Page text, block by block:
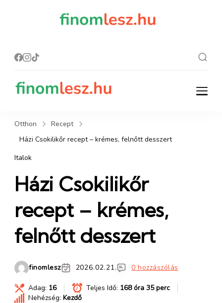
finomlesz.hu
Recept, ami finom lesz.
Otthon
Recept
Házi Csokilikőr recept – krémes, felnőtt desszert
Italok
Házi Csokilikőr
recept – krémes,
felnőtt desszert
finomlesz 2026.02.21. 0 hozzászólás
Adag: 16 Teljes Idő: 168 óra 35 perc
Nehézség: Kezdő